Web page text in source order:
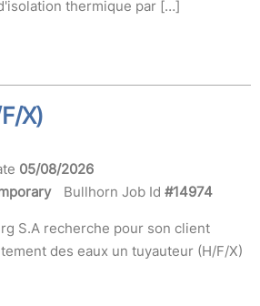
thermique par […]
X)
05/08/2026
Bullhorn Job Id #14974
S.A recherche pour son client
des eaux un tuyauteur (H/F/X)